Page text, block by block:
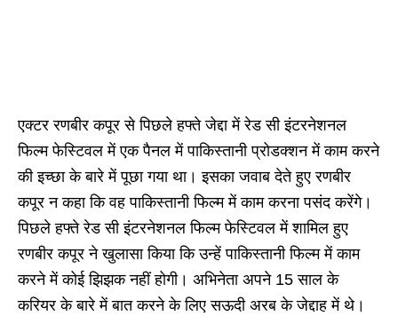
एक्टर रणबीर कपूर से पिछले हफ्ते जेद्दा में रेड सी इंटरनेशनल
फिल्म फेस्टिवल में एक पैनल में पाकिस्तानी प्रोडक्शन में काम करने
की इच्छा के बारे में पूछा गया था। इसका जवाब देते हुए रणबीर
कपूर न कहा कि वह पाकिस्तानी फिल्म में काम करना पसंद करेंगे।
पिछले हफ्ते रेड सी इंटरनेशनल फिल्म फेस्टिवल में शामिल हुए
रणबीर कपूर ने खुलासा किया कि उन्हें पाकिस्तानी फिल्म में काम
करने में कोई झिझक नहीं होगी। अभिनेता अपने 15 साल के
करियर के बारे में बात करने के लिए सऊदी अरब के जेद्दाह में थे।